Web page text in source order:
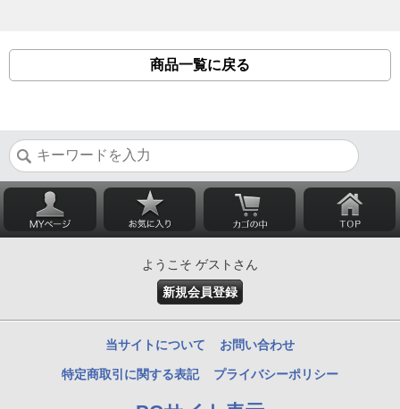
商品一覧に戻る
ようこそ ゲストさん
新規会員登録
当サイトについて お問い合わせ
特定商取引に関する表記 プライバシーポリシー